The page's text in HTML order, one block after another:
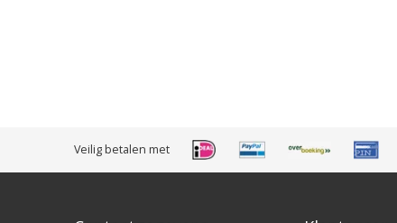
Veilig betalen met